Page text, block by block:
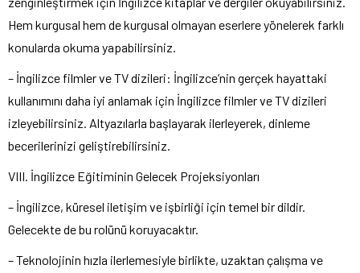
Hem kurgusal hem de kurgusal olmayan eserlere yönelerek farklı
konularda okuma yapabilirsiniz.
– İngilizce filmler ve TV dizileri: İngilizce’nin gerçek hayattaki
kullanımını daha iyi anlamak için İngilizce filmler ve TV dizileri
izleyebilirsiniz. Altyazılarla başlayarak ilerleyerek, dinleme
becerilerinizi geliştirebilirsiniz.
VIII. İngilizce Eğitiminin Gelecek Projeksiyonları
– İngilizce, küresel iletişim ve işbirliği için temel bir dildir.
Gelecekte de bu rolünü koruyacaktır.
– Teknolojinin hızla ilerlemesiyle birlikte, uzaktan çalışma ve